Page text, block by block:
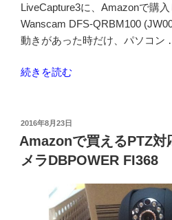
で
交
換”
LiveCapture3に、Amazonで購
Wanscam DFS-QRBM100
動きがあった時だけ、パソコン
“LiveCapture3
JW0004
の
カ
メ
続きを読む
投
稿
日:
2016年8月23日
Amazonで買えるPTZ対
メラDBPOWER FI368